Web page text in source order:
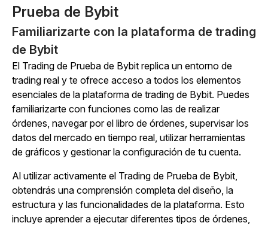
Prueba de Bybit
Familiarizarte con la plataforma de trading
de Bybit
El Trading de Prueba de Bybit replica un entorno de
trading real y te ofrece acceso a todos los elementos
esenciales de la plataforma de trading de Bybit. Puedes
familiarizarte con funciones como las de realizar
órdenes, navegar por el libro de órdenes, supervisar los
datos del mercado en tiempo real, utilizar herramientas
de gráficos y gestionar la configuración de tu cuenta.
Al utilizar activamente el Trading de Prueba de Bybit,
obtendrás una comprensión completa del diseño, la
estructura y las funcionalidades de la plataforma. Esto
incluye aprender a ejecutar diferentes tipos de órdenes,